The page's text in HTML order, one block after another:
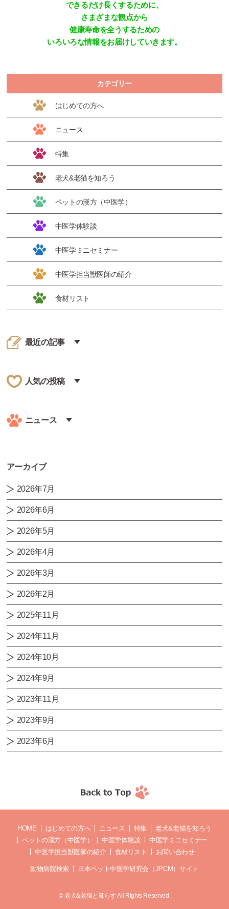
できるだけ長くするために、
さまざまな観点から
健康寿命を全うするための
いろいろな情報をお届けしていきます。
カテゴリー
はじめての方へ
ニュース
特集
老犬&老猫を知ろう
ペットの漢方（中医学）
中医学体験談
中医学ミニセミナー
中医学担当獣医師の紹介
食材リスト
最近の記事
人気の投稿
ニュース
アーカイブ
2026年7月
2026年6月
2026年5月
2026年4月
2026年3月
2026年2月
2025年11月
2024年11月
2024年10月
2024年9月
2023年11月
2023年9月
2023年6月
HOME はじめての方へ ニュース 特集
老犬&老猫を知ろう
ペットの漢方（中医学）
中医学体験談
中医学ミニセミナー
中医学担当獣医師の紹介
食材リスト お問い合わせ
動物病院検索 日本ペット中医学研究会（JPCM）サイト
© 老犬&老猫と暮らす All Rights Reserved.